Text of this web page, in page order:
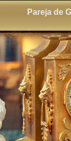
Pareja de